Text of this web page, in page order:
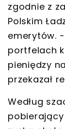
zgodnie z
Polskim
emerytów.
portfelach
pieniędzy
przekazał
Według
pobierający